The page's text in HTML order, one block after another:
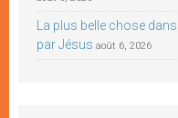
La plus belle chose dans
par Jésus août 6, 2026